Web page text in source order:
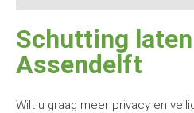
Schutting
Assendelft
Wilt u graag meer privacy en